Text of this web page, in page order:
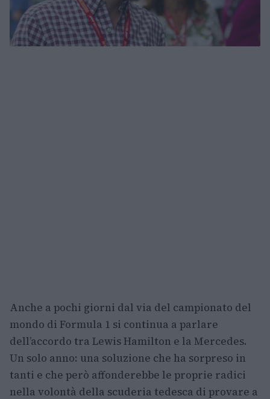
Anche a pochi giorni dal via del campionato del
mondo di Formula 1 si continua a parlare
dell’accordo tra Lewis Hamilton e la Mercedes.
Un solo anno: una soluzione che ha sorpreso in
tanti e che però affonderebbe le proprie radici
nella volontà della scuderia tedesca di provare a